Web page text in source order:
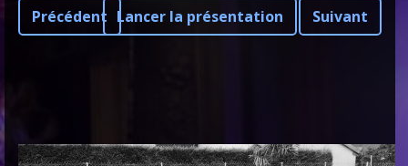
Précédent Lancer la présentation Suivant